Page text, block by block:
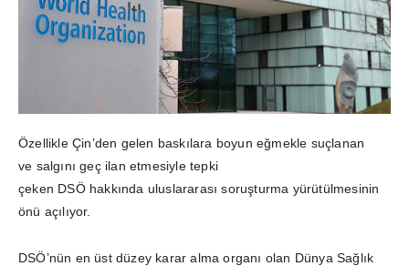
Özellikle Çin’den gelen baskılara boyun eğmekle suçlanan
ve salgını geç ilan etmesiyle tepki
çeken DSÖ hakkında uluslararası soruşturma yürütülmesinin
önü açılıyor.
DSÖ’nün en üst düzey karar alma organı olan Dünya Sağlık